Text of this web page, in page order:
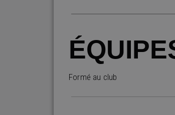
Formé au club